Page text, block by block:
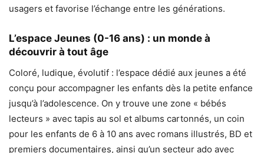
usagers et favorise l’échange entre les générations.
L’espace Jeunes (0-16 ans) : un monde à
découvrir à tout âge
Coloré, ludique, évolutif : l’espace dédié aux jeunes a été
conçu pour accompagner les enfants dès la petite enfance
jusqu’à l’adolescence. On y trouve une zone « bébés
lecteurs » avec tapis au sol et albums cartonnés, un coin
pour les enfants de 6 à 10 ans avec romans illustrés, BD et
premiers documentaires, ainsi qu’un secteur ado avec